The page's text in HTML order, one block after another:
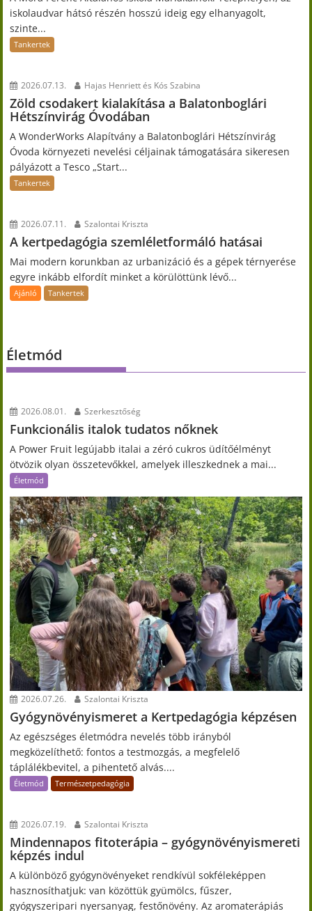
iskolaudvar hátsó részén hosszú ideig egy elhanyagolt,
szinte...
Tankertek
2026.07.13. Hajas Henriett és Kós Szabina
Zöld csodakert kialakítása a Balatonboglári
Hétszínvirág Óvodában
A WonderWorks Alapítvány a Balatonboglári Hétszínvirág
Óvoda környezeti nevelési céljainak támogatására sikeresen
pályázott a Tesco „Start...
Tankertek
2026.07.11. Szalontai Kriszta
A kertpedagógia szemléletformáló hatásai
Mai modern korunkban az urbanizáció és a gépek térnyerése
egyre inkább elfordít minket a körülöttünk lévő...
Ajánló Tankertek
Életmód
2026.08.01. Szerkesztőség
Funkcionális italok tudatos nőknek
A Power Fruit legújabb italai a zéró cukros üdítőélményt
ötvözik olyan összetevőkkel, amelyek illeszkednek a mai...
Életmód
2026.07.26. Szalontai Kriszta
Gyógynövényismeret a Kertpedagógia képzésen
Az egészséges életmódra nevelés több irányból
megközelíthető: fontos a testmozgás, a megfelelő
táplálékbevitel, a pihentető alvás....
Életmód Természetpedagógia
2026.07.19. Szalontai Kriszta
Mindennapos fitoterápia – gyógynövényismereti
képzés indul
A különböző gyógynövényeket rendkívül sokféleképpen
hasznosíthatjuk: van közöttük gyümölcs, fűszer,
gyógyszeripari nyersanyag, festőnövény. Az aromaterápiás